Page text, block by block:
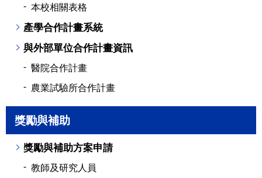
本校相關表格
產學合作計畫系統
與外部單位合作計畫資訊
醫院合作計畫
農業試驗所合作計畫
獎勵與補助
獎勵與補助方案申請
教師及研究人員